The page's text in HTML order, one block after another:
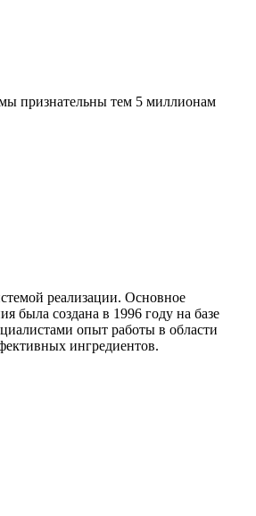
признательны тем 5 миллионам
реализации. Основное
была создана в 1996 году на базе
опыт работы в области
ингредиентов.